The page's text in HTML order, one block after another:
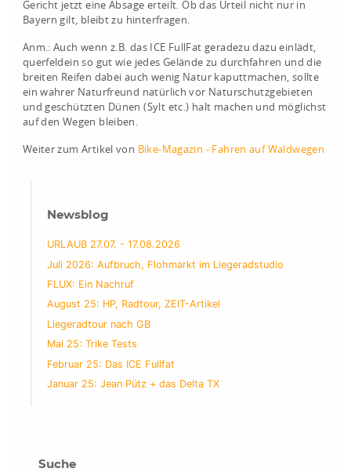
Gericht jetzt eine Absage erteilt. Ob das Urteil nicht nur in
Bayern gilt, bleibt zu hinterfragen.
Anm.: Auch wenn z.B. das ICE FullFat geradezu dazu einlädt,
querfeldein so gut wie jedes Gelände zu durchfahren und die
breiten Reifen dabei auch wenig Natur kaputtmachen, sollte
ein wahrer Naturfreund natürlich vor Naturschutzgebieten
und geschützten Dünen (Sylt etc.) halt machen und möglichst
auf den Wegen bleiben.
Weiter zum Artikel von Bike-Magazin - Fahren auf Waldwegen
Newsblog
URLAUB 27.07. - 17.08.2026
Juli 2026: Aufbruch, Flohmarkt im Liegeradstudio
FLUX: Ein Nachruf
August 25: HP, Radtour, ZEIT-Artikel
Liegeradtour nach GB
Mai 25: Trike Tests
Februar 25: Das ICE Fullfat
Januar 25: Jean Pütz + das Delta TX
Suche